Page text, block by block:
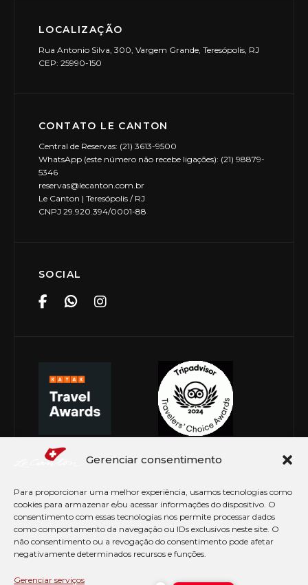
Gerenciar consentimento
Para proporcionar uma melhor experiência, usamos tecnologias como
cookies para armazenar e/ou acessar informações do dispositivo. O
consentimento com essas tecnologias nos permite processar dados
como comportamento da navegação ou IDs exclusivos neste site. O
não consentimento ou a revogação do consentimento pode afetar
negativamente determinados recursos e funções.
Gerenciar serviços
LOCALIZAÇÃO
Rua Antonio Silva, 300, Vargem Grande, Teresópolis, RJ
CEP: 25990-150
CONTATO LE CANTON
Central de Reservas: (21) 3613-9500
WhatsApp (este número não recebe ligações): (21) 98879-
5346
reservas@lecanton.com.br
Le Canton | Teresópolis / RJ
CNPJ 29.920.394/0001-88
SOCIAL
© Copyright 2026 Le Canton. Todos os direitos